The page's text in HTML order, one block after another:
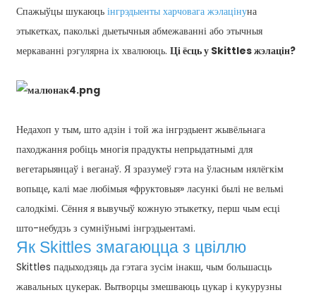
Спажыўцы шукаюць інгрэдыенты харчовага жэлацінуна
этыкетках, паколькі дыетычныя абмежаванні або этычныя
меркаванні рэгулярна іх хвалююць. Ці ёсць у Skittles жэлацін?
Недахоп у тым, што адзін і той жа інгрэдыент жывёльнага
паходжання робіць многія прадукты непрыдатнымі для
вегетарыянцаў і веганаў. Я зразумеў гэта на ўласным нялёгкім
вопыце, калі мае любімыя «фруктовыя» ласункі былі не вельмі
салодкімі. Сёння я вывучыў кожную этыкетку, перш чым есці
што-небудзь з сумніўнымі інгрэдыентамі.
Як Skittles змагаюцца з цвіллю
Skittles падыходзяць да гэтага зусім інакш, чым большасць
жавальных цукерак. Вытворцы змешваюць цукар і кукурузны